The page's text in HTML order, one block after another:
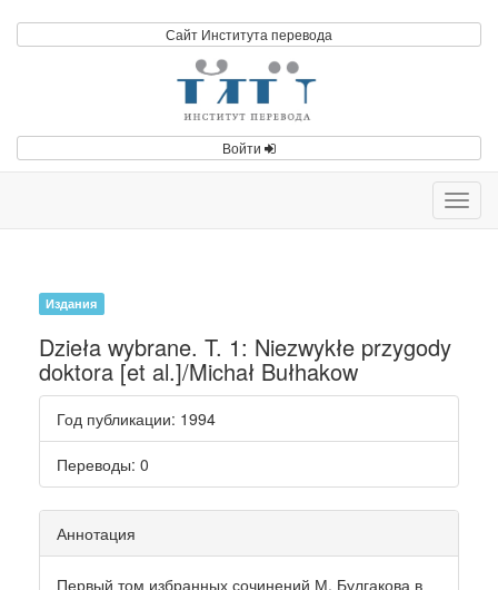
Сайт Института перевода
Войти
Издания
Dzieła wybrane. T. 1: Niezwykłe przygody
doktora [et al.]/Michał Bułhakow
Год публикации: 1994
Переводы: 0
Аннотация
Первый том избранных сочинений М. Булгакова в